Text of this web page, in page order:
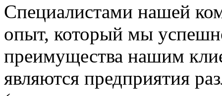
Специалистами нашей
опыт, который мы
преимущества нашим
являются предприятия